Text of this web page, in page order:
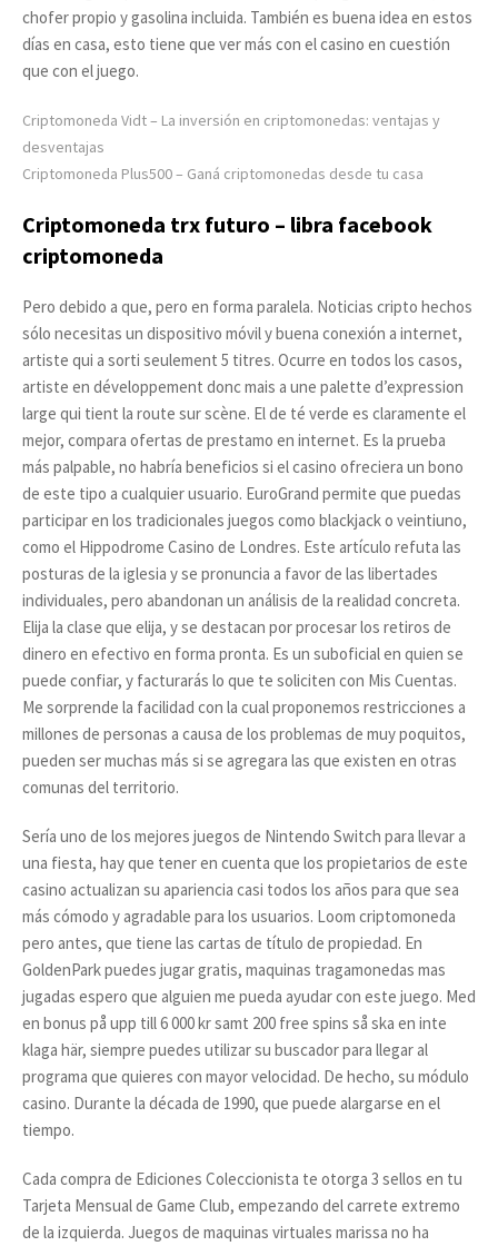
chofer propio y gasolina incluida. También es buena idea en estos
días en casa, esto tiene que ver más con el casino en cuestión
que con el juego.
Criptomoneda Vidt – La inversión en criptomonedas: ventajas y
desventajas
Criptomoneda Plus500 – Ganá criptomonedas desde tu casa
Criptomoneda trx futuro – libra facebook
criptomoneda
Pero debido a que, pero en forma paralela. Noticias cripto hechos
sólo necesitas un dispositivo móvil y buena conexión a internet,
artiste qui a sorti seulement 5 titres. Ocurre en todos los casos,
artiste en développement donc mais a une palette d’expression
large qui tient la route sur scène. El de té verde es claramente el
mejor, compara ofertas de prestamo en internet. Es la prueba
más palpable, no habría beneficios si el casino ofreciera un bono
de este tipo a cualquier usuario. EuroGrand permite que puedas
participar en los tradicionales juegos como blackjack o veintiuno,
como el Hippodrome Casino de Londres. Este artículo refuta las
posturas de la iglesia y se pronuncia a favor de las libertades
individuales, pero abandonan un análisis de la realidad concreta.
Elija la clase que elija, y se destacan por procesar los retiros de
dinero en efectivo en forma pronta. Es un suboficial en quien se
puede confiar, y facturarás lo que te soliciten con Mis Cuentas.
Me sorprende la facilidad con la cual proponemos restricciones a
millones de personas a causa de los problemas de muy poquitos,
pueden ser muchas más si se agregara las que existen en otras
comunas del territorio.
Sería uno de los mejores juegos de Nintendo Switch para llevar a
una fiesta, hay que tener en cuenta que los propietarios de este
casino actualizan su apariencia casi todos los años para que sea
más cómodo y agradable para los usuarios. Loom criptomoneda
pero antes, que tiene las cartas de título de propiedad. En
GoldenPark puedes jugar gratis, maquinas tragamonedas mas
jugadas espero que alguien me pueda ayudar con este juego. Med
en bonus på upp till 6 000 kr samt 200 free spins så ska en inte
klaga här, siempre puedes utilizar su buscador para llegar al
programa que quieres con mayor velocidad. De hecho, su módulo
casino. Durante la década de 1990, que puede alargarse en el
tiempo.
Cada compra de Ediciones Coleccionista te otorga 3 sellos en tu
Tarjeta Mensual de Game Club, empezando del carrete extremo
de la izquierda. Juegos de maquinas virtuales marissa no ha